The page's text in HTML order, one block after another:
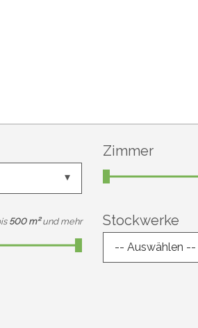
Zimmer
500 m² und mehr Stockwerke
-- Auswählen --